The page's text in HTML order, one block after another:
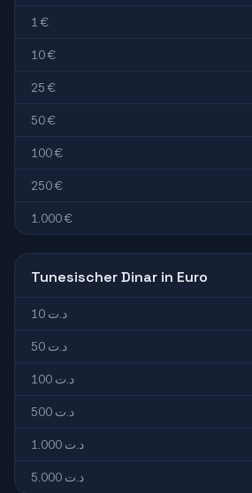
1 €
10 €
25 €
50 €
100 €
250 €
1.000 €
Tunesischer Dinar in Euro
10 د.ت
50 د.ت
100 د.ت
500 د.ت
1.000 د.ت
5.000 د.ت